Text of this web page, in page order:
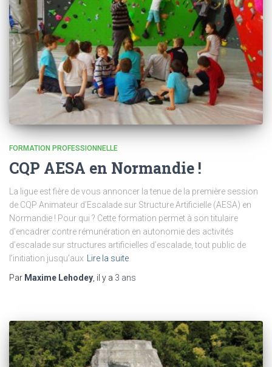
FORMATION PROFESSIONNELLE
CQP AESA en Normandie !
La ligue est fière de vous annoncer la tenue de la première session
de CQP Animateur d’Escalade sur Structure Artificielle (AESA) en
Normandie ! Pour qui ? Cette formation permet à son titulaire
d’encadrer contre rémunération en autonomie des activités
d’escalade sur structures artificielles d’escalade, tout public de
l’initiation jusqu’aux
Lire la suite
Par Maxime Lehodey , il y a 3 ans